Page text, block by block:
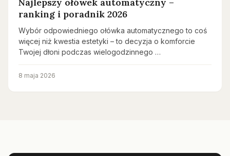
ranking i poradnik 2026
Wybór odpowiedniego ołówka automatycznego to coś
więcej niż kwestia estetyki – to decyzja o komforcie
Twojej dłoni podczas wielogodzinnego …
8 maja 2026